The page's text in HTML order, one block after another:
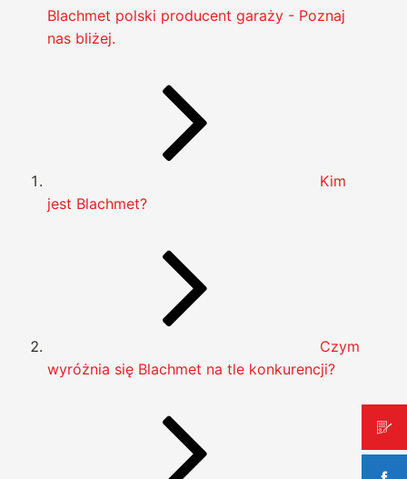
Blachmet polski producent garaży - Poznaj
nas bliżej.
Kim
jest Blachmet?
Czym
wyróżnia się Blachmet na tle konkurencji?